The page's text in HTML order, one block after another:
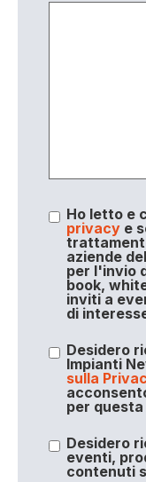
Ho letto e
privacye
aziende
per l'invio
book,
inviti a
di
Desidero
Impianti
sulla
per
Desidero
eventi,
contenuti